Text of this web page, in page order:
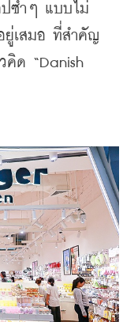
ปซ้ำๆ แบบไม่
ยู่เสมอ ที่สำคัญ
คิด “Danish